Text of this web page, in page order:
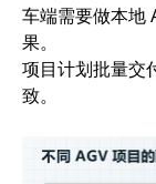
车端需要做本地
果。
项目计划批量交
致。